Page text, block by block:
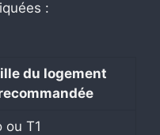
:
du logement
ou T1